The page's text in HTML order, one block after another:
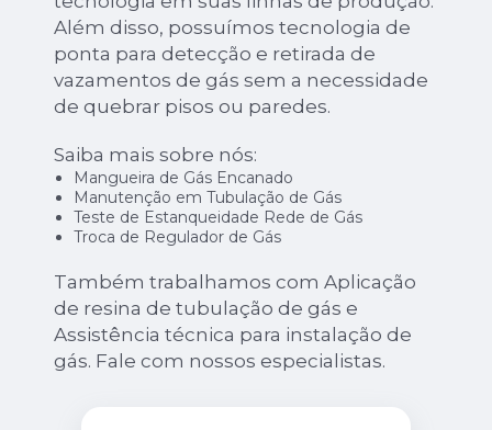
Além disso, possuímos tecnologia de
ponta para detecção e retirada de
vazamentos de gás sem a necessidade
de quebrar pisos ou paredes.
Saiba mais sobre nós:
Mangueira de Gás Encanado
Manutenção em Tubulação de Gás
Teste de Estanqueidade Rede de Gás
Troca de Regulador de Gás
Também trabalhamos com Aplicação
de resina de tubulação de gás e
Assistência técnica para instalação de
gás. Fale com nossos especialistas.